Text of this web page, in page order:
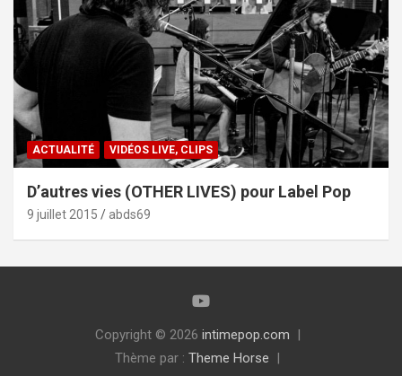
ACTUALITÉ VIDÉOS LIVE, CLIPS
D’autres vies (OTHER LIVES) pour Label Pop
9 juillet 2015 abds69
Copyright © 2026 intimepop.com
Thème par : Theme Horse